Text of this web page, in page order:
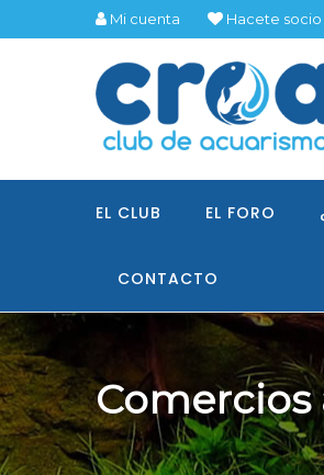
Mi cuenta Hacete socio
EL CLUB EL FORO
CONTACTO